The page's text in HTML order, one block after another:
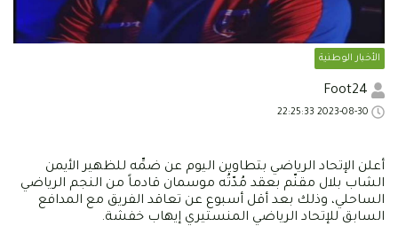
الأخبار الوطنية
أعلن الإتحاد الرياضي بتطاوين اليوم عن ضمِّه للظهير الأيمن
الشاب بلال مقنّم بعقد مُدّتُه موسمان قادماً من النجم الرياضي
الساحلي، وذلك بعد أقل أسبوع عن تعاقد الفريق مع المدافع
السابق للإتحاد الرياضي المنستيري إيهاب خفشة.